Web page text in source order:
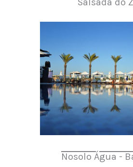
Nosolo Água -